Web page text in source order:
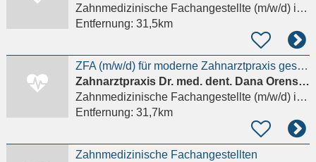
Zahnmedizinische Fachangestellte (m/w/d)in Frankfurt am Main
Entfernung: 31,5km
ZFA (m/w/d) für moderne Zahnarztpraxis gesucht
Zahnarztpraxis Dr. med. dent. Dana Orenstein
Zahnmedizinische Fachangestellte (m/w/d)in Frankfurt am Main
Entfernung: 31,7km
Zahnmedizinische Fachangestellten